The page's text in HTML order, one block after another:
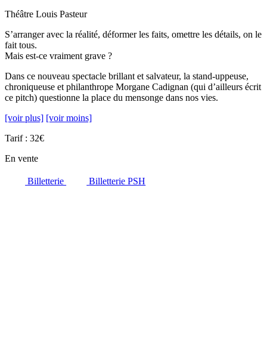
Théâtre Louis Pasteur
S’arranger avec la réalité, déformer les faits, omettre les détails, on le
fait tous.
Mais est-ce vraiment grave ?
Dans ce nouveau spectacle brillant et salvateur, la stand-uppeuse,
chroniqueuse et philanthrope Morgane Cadignan (qui d’ailleurs écrit
ce pitch) questionne la place du mensonge dans nos vies.
[voir plus] [voir moins]
Tarif : 32€
En vente
Billetterie Billetterie PSH